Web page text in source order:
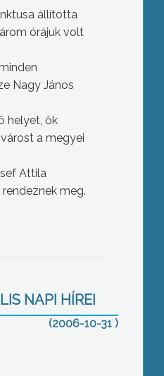
állította
órájuk volt
Nagy János
helyet, ők
a megyei
Attila
meg.
NAPI HÍREI
(2006-10-31 )